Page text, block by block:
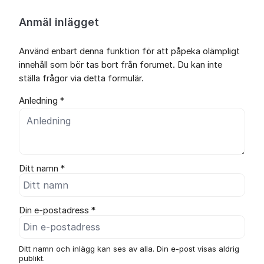
Anmäl inlägget
Använd enbart denna funktion för att påpeka olämpligt
innehåll som bör tas bort från forumet. Du kan inte
ställa frågor via detta formulär.
Anledning *
Ditt namn *
Din e-postadress *
Ditt namn och inlägg kan ses av alla. Din e-post visas aldrig
publikt.